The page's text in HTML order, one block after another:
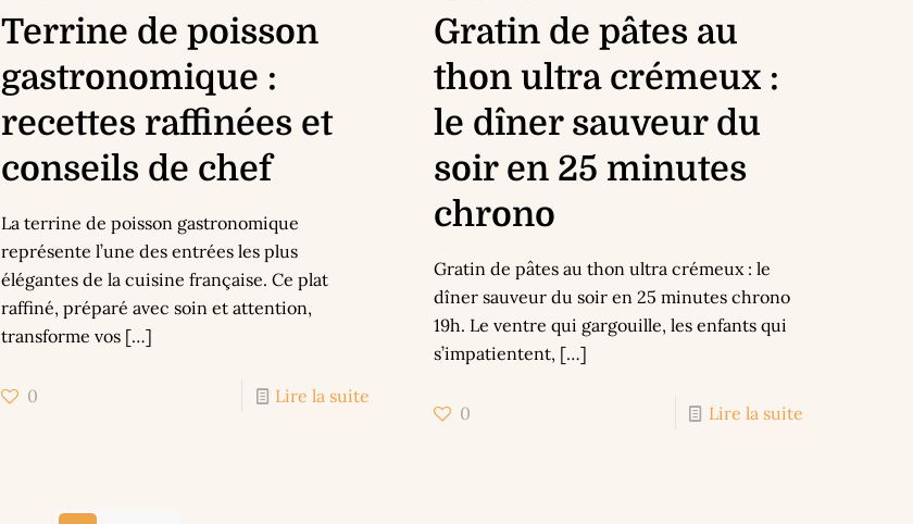
Terrine de poisson
gastronomique :
recettes raffinées et
conseils de chef
La terrine de poisson gastronomique
représente l’une des entrées les plus
élégantes de la cuisine française. Ce plat
raffiné, préparé avec soin et attention,
transforme vos[…]
0 Lire la suite
Gratin de pâtes au
thon ultra crémeux :
le dîner sauveur du
soir en 25 minutes
chrono
Gratin de pâtes au thon ultra crémeux : le
dîner sauveur du soir en 25 minutes chrono
19h. Le ventre qui gargouille, les enfants qui
s’impatientent, […]
0 Lire la suite